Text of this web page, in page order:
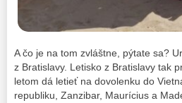
A čo je na tom zvláštne, pýtate sa?
z Bratislavy. Letisko z Bratislavy tak
letom dá letieť na dovolenku do
republiku, Zanzibar, Maurícius a